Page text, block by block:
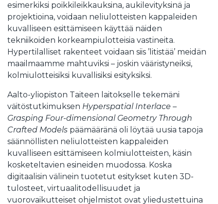
esimerkiksi poikkileikkauksina, aukilevityksinä ja
projektioina, voidaan neliulotteisten kappaleiden
kuvalliseen esittämiseen käyttää näiden
tekniikoiden korkeampiulotteisia vastineita.
Hypertilalliset rakenteet voidaan siis ’litistää’ meidän
maailmaamme mahtuviksi – joskin vääristyneiksi,
kolmiulotteisiksi kuvallisiksi esityksiksi.
Aalto-yliopiston Taiteen laitokselle tekemäni
väitöstutkimuksen Hyperspatial Interlace –
Grasping Four-dimensional Geometry Through
Crafted Models päämääränä oli löytää uusia tapoja
säännöllisten neliulotteisten kappaleiden
kuvalliseen esittämiseen kolmiulotteisten, käsin
kosketeltavien esineiden muodossa. Koska
digitaalisin välinein tuotetut esitykset kuten 3D-
tulosteet, virtuaalitodellisuudet ja
vuorovaikutteiset ohjelmistot ovat yliedustettuina